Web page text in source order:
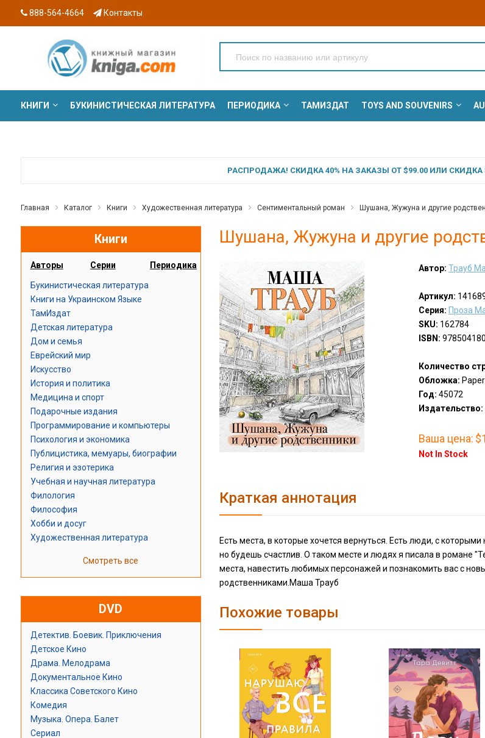
888-564-4664 Контакты
КНИГИ БУКИНИСТИЧЕСКАЯ ЛИТЕРАТУРА ПЕРИОДИКА ТАМИЗДАТ TOYS AND SOUVENIRS
РАСПРОДАЖА! СКИДКА 40% НА ЗАКАЗЫ ОТ $99.00 ИЛИ СКИДКА
Главная Каталог Книги Художественная литература Сентиментальный роман Шушана, Жужуна и другие
Книги
Авторы Серии Периодика
Букинистическая литература
Книги на Украинском Языке
ТамИздат
Детская литература
Дом и семья
Еврейский мир
Искусство
История и политика
Медицина и спорт
Подарочные издания
Программирование и компьютеры
Психология и экономика
Публицистика, мемуары, биографии
Религия и эзотерика
Учебная и научная литература
Филология
Философия
Хобби и досуг
Художественная литература
Смотреть все
DVD
Детектив. Боевик. Приключения
Детское Кино
Драма. Мелодрама
Документальное Кино
Классика Советского Кино
Комедия
Музыка. Опера. Балет
Сериал
Шушана, Жужуна и другие
Автор: Трауб
Артикул:
Серия: Проза
SKU: 162784
ISBN:
Количество
Обложка:
Год: 45072
Издательство:
Ваша цена:
Not In Stock
Краткая аннотация
Есть места, в которые хочется вернуться. Есть люди, с
но будешь счастлив. О таком месте и людях я писала в романе
места, навестить любимых персонажей и познакомить вас с
родственниками.Маша Трауб
Похожие товары